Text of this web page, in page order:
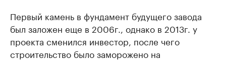
Первый камень в фундамент будущего завода
был заложен еще в 2006г., однако в 2013г. у
проекта сменился инвестор, после чего
строительство было заморожено на